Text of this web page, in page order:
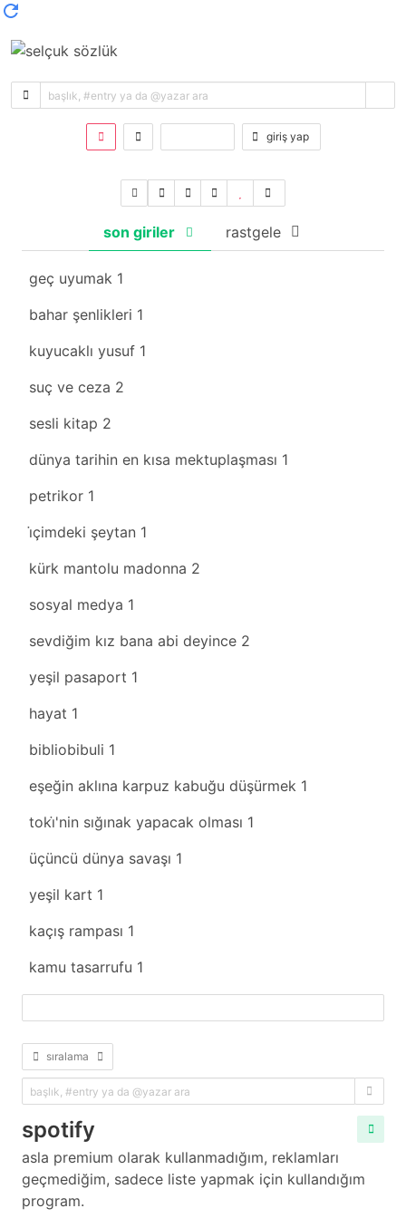
giriş yap
son giriler rastgele
geç uyumak 1
bahar şenlikleri 1
kuyucaklı yusuf 1
suç ve ceza 2
sesli kitap 2
dünya tarihin en kısa mektuplaşması 1
petrikor 1
i̇çimdeki şeytan 1
kürk mantolu madonna 2
sosyal medya 1
sevdiğim kız bana abi deyince 2
yeşil pasaport 1
hayat 1
bibliobibuli 1
eşeğin aklına karpuz kabuğu düşürmek 1
toki̇'nin sığınak yapacak olması 1
üçüncü dünya savaşı 1
yeşil kart 1
kaçış rampası 1
kamu tasarrufu 1
sıralama
spotify
asla premium olarak kullanmadığım, reklamları
geçmediğim, sadece liste yapmak için kullandığım
program.